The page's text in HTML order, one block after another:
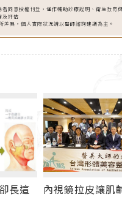
同意授權刊登，僅作輔助診療說明、衛生教育
及評估
異，個人實際狀況請以醫師諮詢建議為主。
長這
內視鏡拉皮讓肌